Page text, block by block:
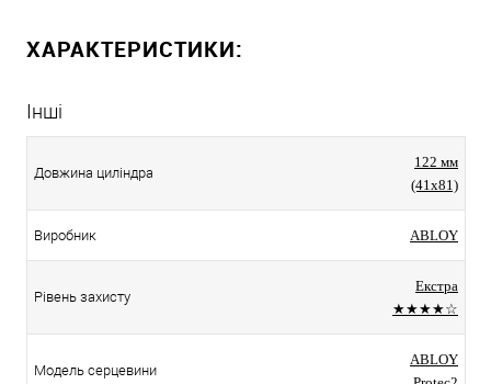
ХАРАКТЕРИСТИКИ:
Інші
Довжина циліндра
122 мм
(41x81)
Виробник ABLOY
Рівень захисту
Екстра
★★★★☆
Модель серцевини
ABLOY